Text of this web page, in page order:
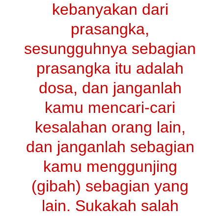
kebanyakan dari
prasangka,
sesungguhnya sebagian
prasangka itu adalah
dosa, dan janganlah
kamu mencari-cari
kesalahan orang lain,
dan janganlah sebagian
kamu menggunjing
(gibah) sebagian yang
lain. Sukakah salah